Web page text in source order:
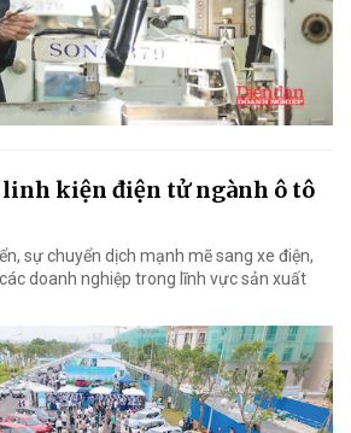
linh kiện điện tử ngành ô tô
sự chuyển dịch mạnh mẽ sang xe điện,
doanh nghiệp trong lĩnh vực sản xuất